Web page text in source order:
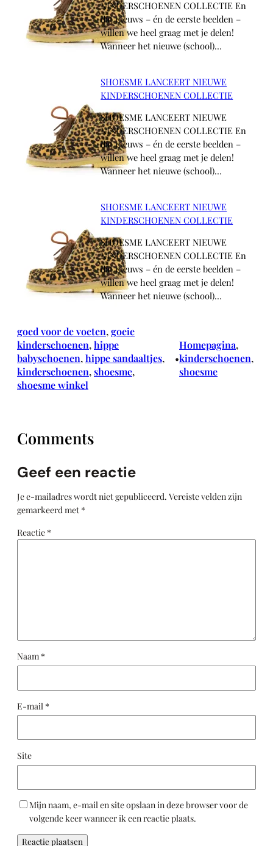
KINDERSCHOENEN COLLECTIE En
dat nieuws – én de eerste beelden –
willen we heel graag met je delen!
Wanneer het nieuwe (school)…
SHOESME LANCEERT NIEUWE
KINDERSCHOENEN COLLECTIE
SHOESME LANCEERT NIEUWE
KINDERSCHOENEN COLLECTIE En
dat nieuws – én de eerste beelden –
willen we heel graag met je delen!
Wanneer het nieuwe (school)…
SHOESME LANCEERT NIEUWE
KINDERSCHOENEN COLLECTIE
SHOESME LANCEERT NIEUWE
KINDERSCHOENEN COLLECTIE En
dat nieuws – én de eerste beelden –
willen we heel graag met je delen!
Wanneer het nieuwe (school)…
goed voor de voeten, goeie
kinderschoenen, hippe
babyschoenen, hippe sandaaltjes
kinderschoenen, shoesme
shoesme winkel
•
Homepagina
kinderschoenen
shoesme
Comments
Geef een reactie
Je e-mailadres wordt niet gepubliceerd. Vereiste velden zijn
gemarkeerd met *
Reactie *
Naam *
E-mail *
Site
Mijn naam, e-mail en site opslaan in deze browser voor de
volgende keer wanneer ik een reactie plaats.